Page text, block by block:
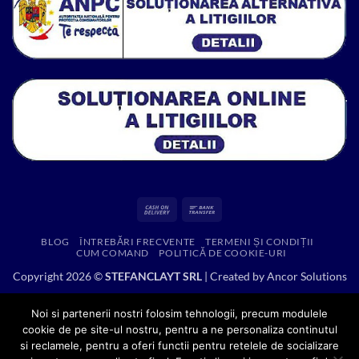
Cash
Delivery
BLOG ÎNTREBĂRI FRECVENTE
TERMENI ȘI CONDIȚII
CUM COMAND
POLITICĂ DE COOKIE-URI
Copyright 2026 ©STEFANCLAYT SRL| Created byAncor Solutions
Noi si partenerii nostri folosim tehnologii, precum modulele
cookie de pe site-ul nostru, pentru a ne personaliza continutul
si reclamele, pentru a oferi functii pentru retelele de socializare